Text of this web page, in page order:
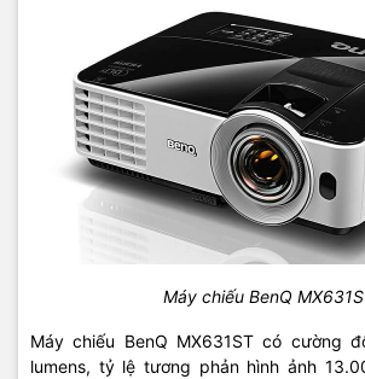
Máy chiếu BenQ
Máy chiếu BenQ MX631ST có cường
lumens, tỷ lệ tương phản hình ảnh